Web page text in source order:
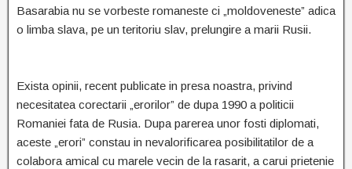
Basarabia nu se vorbeste romaneste ci „moldoveneste” adica
o limba slava, pe un teritoriu slav, prelungire a marii Rusii.
Exista opinii, recent publicate in presa noastra, privind
necesitatea corectarii „erorilor” de dupa 1990 a politicii
Romaniei fata de Rusia. Dupa parerea unor fosti diplomati,
aceste „erori” constau in nevalorificarea posibilitatilor de a
colabora amical cu marele vecin de la rasarit, a carui prietenie